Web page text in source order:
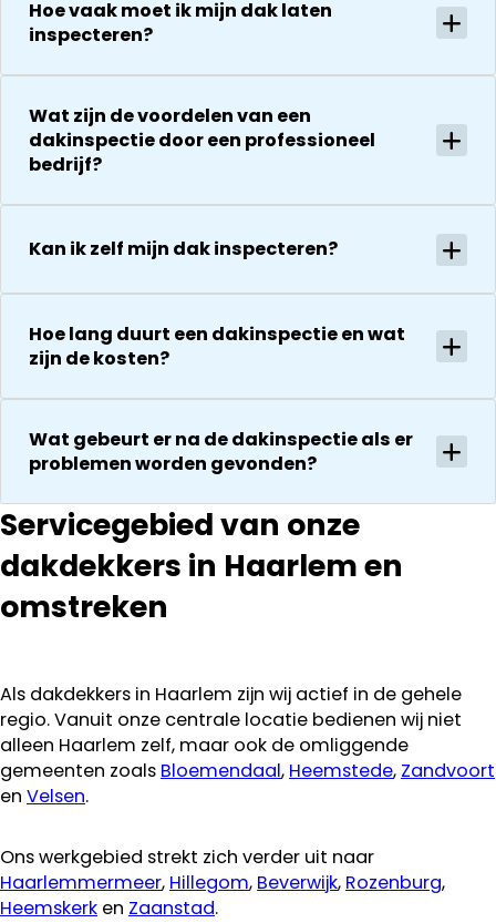
aanrader!
dakdekker
bedanken
voor de
steeds
zeker een 5
waard door
zijn
service
stand van
De reparatie
vervolgens
conform
onverwachte
zaken die ze
tegenkomen
gerepareerd
zonder extra
ook dan
communeren
ze goed en
kan ze
Hoe vaak moet ik mijn dak laten
inspecteren?
Wat zijn de voordelen van een
dakinspectie door een professioneel
bedrijf?
Kan ik zelf mijn dak inspecteren?
Hoe lang duurt een dakinspectie en wat
zijn de kosten?
Wat gebeurt er na de dakinspectie als er
problemen worden gevonden?
Servicegebied van onze
dakdekkers in Haarlem en
omstreken
Als dakdekkers in Haarlem zijn wij actief in de gehele
regio. Vanuit onze centrale locatie bedienen wij niet
alleen Haarlem zelf, maar ook de omliggende
gemeenten zoals Bloemendaal, Heemstede, Zandvoort
en Velsen.
Ons werkgebied strekt zich verder uit naar
Haarlemmermeer, Hillegom, Beverwijk, Rozenburg,
Heemskerk en Zaanstad.